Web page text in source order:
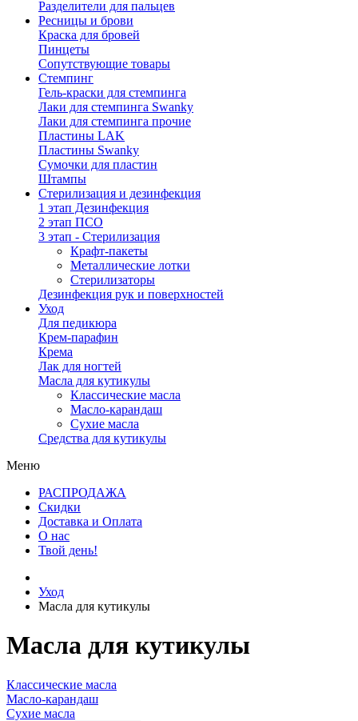
Разделители для пальцев
Ресницы и брови
Краска для бровей
Пинцеты
Сопутствующие товары
Стемпинг
Гель-краски для стемпинга
Лаки для стемпинга Swanky
Лаки для стемпинга прочие
Пластины LAK
Пластины Swanky
Сумочки для пластин
Штампы
Стерилизация и дезинфекция
1 этап Дезинфекция
2 этап ПСО
3 этап - Стерилизация
Крафт-пакеты
Металлические лотки
Стерилизаторы
Дезинфекция рук и поверхностей
Уход
Для педикюра
Крем-парафин
Крема
Лак для ногтей
Масла для кутикулы
Классические масла
Масло-карандаш
Сухие масла
Средства для кутикулы
Меню
РАСПРОДАЖА
Скидки
Доставка и Оплата
О нас
Твой день!
Уход
Масла для кутикулы
Масла для кутикулы
Классические масла
Масло-карандаш
Сухие масла